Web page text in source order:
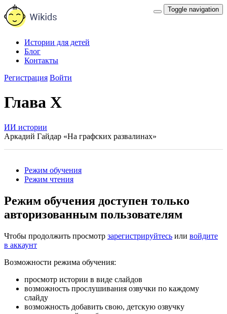
Toggle navigation
Истории для детей
Блог
Контакты
Регистрация Войти
Глава X
ИИ истории
Аркадий Гайдар «На графских развалинах»
Режим обучения
Режим чтения
Режим обучения доступен только
авторизованным пользователям
Чтобы продолжить просмотр зарегистрируйтесь или войдите
в аккаунт
Возможности режима обучения:
просмотр истории в виде слайдов
возможность прослушивания озвучки по каждому
слайду
возможность добавить свою, детскую озвучку